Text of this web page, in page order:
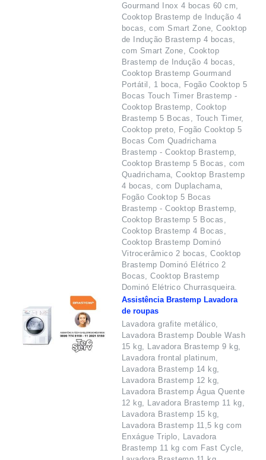
Gourmand Inox 4 bocas 60 cm,
Cooktop Brastemp de Indução 4
bocas, com Smart Zone, Cooktop
de Indução Brastemp 4 bocas,
com Smart Zone, Cooktop
Brastemp de Indução 4 bocas,
Cooktop Brastemp Gourmand
Portátil, 1 boca, Fogão Cooktop 5
Bocas Touch Timer Brastemp -
Cooktop Brastemp, Cooktop
Brastemp 5 Bocas, Touch Timer,
Cooktop preto, Fogão Cooktop 5
Bocas Com Quadrichama
Brastemp - Cooktop Brastemp,
Cooktop Brastemp 5 Bocas, com
Quadrichama, Cooktop Brastemp
4 bocas, com Duplachama,
Fogão Cooktop 5 Bocas
Brastemp - Cooktop Brastemp,
Cooktop Brastemp 5 Bocas,
Cooktop Brastemp 4 Bocas,
Cooktop Brastemp Dominó
Vitrocerâmico 2 bocas, Cooktop
Brastemp Dominó Elétrico 2
Bocas, Cooktop Brastemp
Dominó Elétrico Churrasqueira.
Assistência Brastemp Lavadora
de roupas
Lavadora grafite metálico,
Lavadora Brastemp Double Wash
15 kg, Lavadora Brastemp 9 kg,
Lavadora frontal platinum,
Lavadora Brastemp 14 kg,
Lavadora Brastemp 12 kg,
Lavadora Brastemp Água Quente
12 kg, Lavadora Brastemp 11 kg,
Lavadora Brastemp 15 kg,
Lavadora Brastemp 11,5 kg com
Enxágue Triplo, Lavadora
Brastemp 11 kg com Fast Cycle,